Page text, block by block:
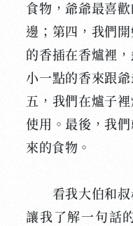
食物，爺爺最喜
邊；第四，我們
的香插在香爐裡
小一點的香來跟
五，我們在爐子
使用。最後，我
來的食物。
看我大伯和叔
讓我了解一句話